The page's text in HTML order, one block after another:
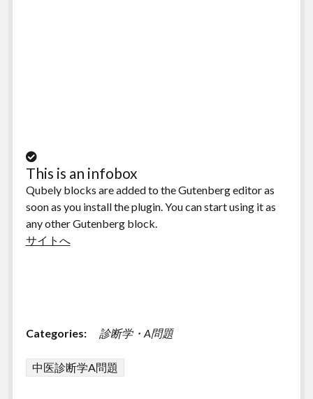
This is an infobox
Qubely blocks are added to the Gutenberg editor as
soon as you install the plugin. You can start using it as
any other Gutenberg block.
サイトへ
Categories: 診断学・A問題
中医診断学A問題